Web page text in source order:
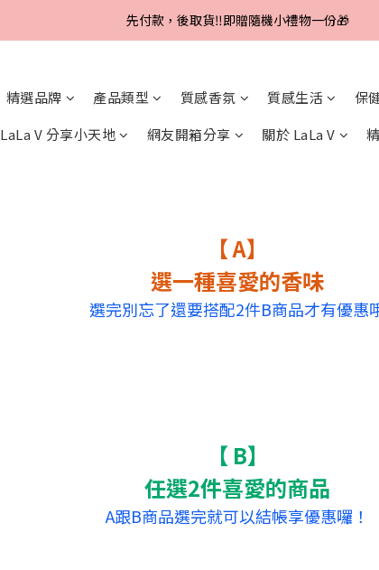
Line好友招募中，首購、回購皆贈100元
先付款，後取貨‼️即贈隨機小禮物一份🎁
精選品牌 產品類型 質感香氛 質感生活 保
LaLa V 分享小天地 網友開箱分享 關於 LaLa V
【 A】
選一種喜愛的香味
選完別忘了還要搭配2件B商品才有優惠
【 B】
任選2件喜愛的商品
A跟B商品選完就可以結帳享優惠囉！